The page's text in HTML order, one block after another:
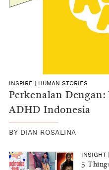
INSPIRE HUMAN STORIES
Perkenalan Dengan:
ADHD Indonesia
BY DIAN ROSALINA
INSIGHT
5